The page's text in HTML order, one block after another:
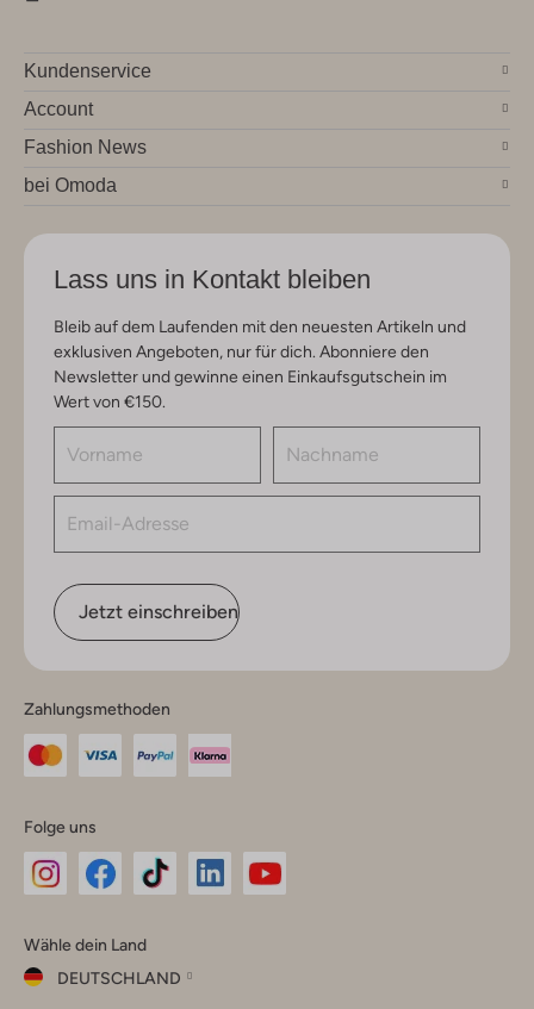
Kundenservice
Account
Fashion News
bei Omoda
Lass uns in Kontakt bleiben
Bleib auf dem Laufenden mit den neuesten Artikeln und
exklusiven Angeboten, nur für dich. Abonniere den
Newsletter und gewinne einen Einkaufsgutschein im
Wert von €150.
Jetzt einschreiben
Zahlungsmethoden
Folge uns
Instagram
Facebook
TikTok
Wähle dein Land
DEUTSCHLAND